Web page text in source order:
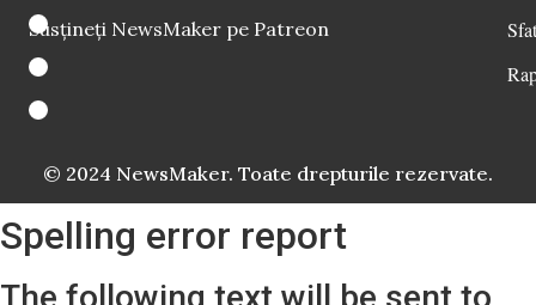
Susțineți NewsMaker pe Patreon
© 2024 NewsMaker. Toate drepturile rezervate.
Spelling error report
The following text will be sent to